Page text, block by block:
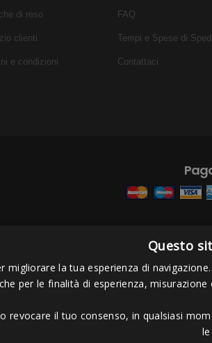
di reso
clienti
e condizioni
FAQ
Tempi e Spese di
Contattaci
© 2006 - 2023 - Icarus Project sas - Via Bordigona,
Questo
migliorare la tua esperienza di
per le finalità di esperienza,
revocare il tuo consenso, in qualsiasi